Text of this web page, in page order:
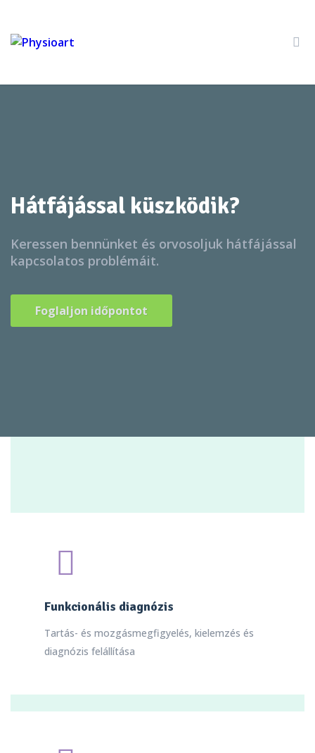
Hátfájással küszködik?
Keressen bennünket és orvosoljuk hátfájással
kapcsolatos problémáit.
Foglaljon időpontot
Funkcionális diagnózis
Tartás- és mozgásmegfigyelés, kielemzés és
diagnózis felállítása